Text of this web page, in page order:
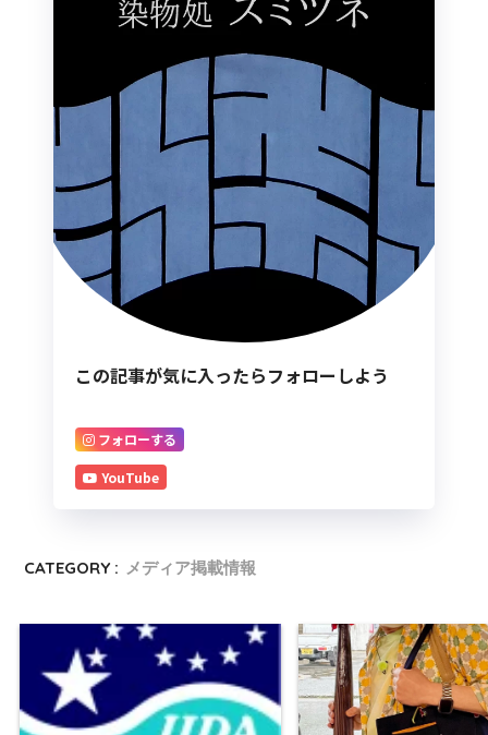
この記事が気に入ったらフォローしよう
フォローする
YouTube
CATEGORY : メディア掲載情報